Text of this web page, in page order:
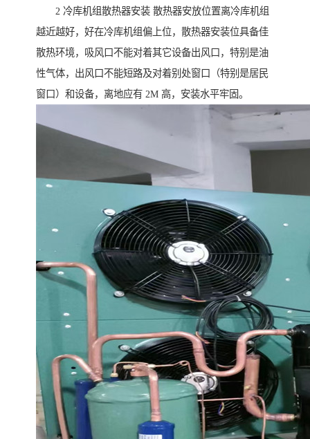
2 冷库机组散热器安装 散热器安放位置离冷库机组
越近越好，好在冷库机组偏上位，散热器安装位具备佳
散热环境，吸风口不能对着其它设备出风口，特别是油
性气体，出风口不能短路及对着别处窗口（特别是居民
窗口）和设备，离地应有 2M 高，安装水平牢固。